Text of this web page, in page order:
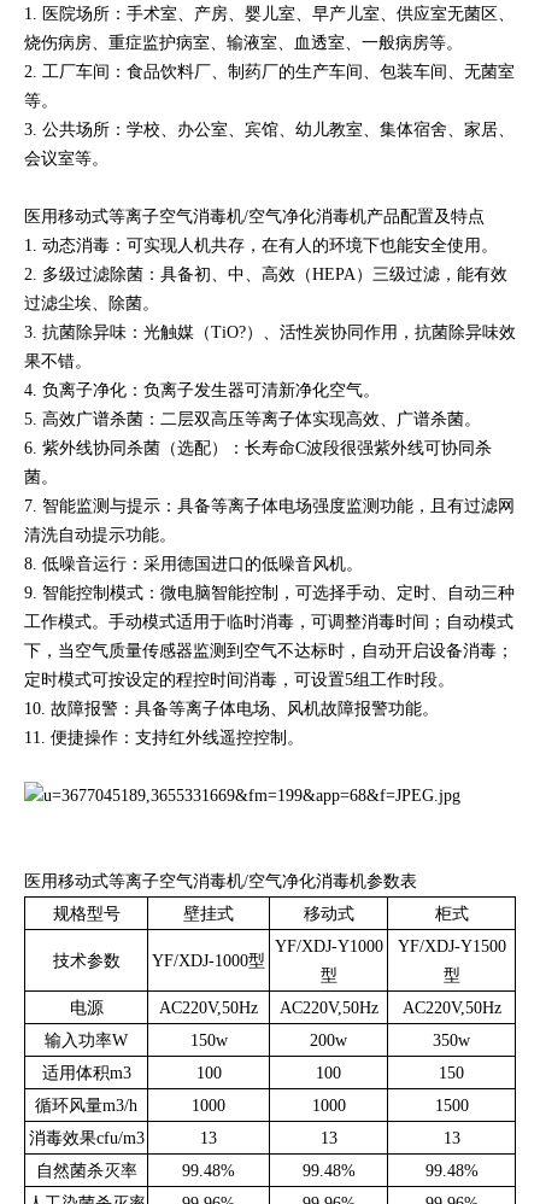
1. 医院场所：手术室、产房、婴儿室、早产儿室、供应室无菌区、
烧伤病房、重症监护病室、输液室、血透室、一般病房等。
2. 工厂车间：食品饮料厂、制药厂的生产车间、包装车间、无菌室
等。
3. 公共场所：学校、办公室、宾馆、幼儿教室、集体宿舍、家居、
会议室等。
医用移动式等离子空气消毒机/空气净化消毒机产品配置及特点
1. 动态消毒：可实现人机共存，在有人的环境下也能安全使用。
2. 多级过滤除菌：具备初、中、高效（HEPA）三级过滤，能有效
过滤尘埃、除菌。
3. 抗菌除异味：光触媒（TiO?）、活性炭协同作用，抗菌除异味效
果不错。
4. 负离子净化：负离子发生器可清新净化空气。
5. 高效广谱杀菌：二层双高压等离子体实现高效、广谱杀菌。
6. 紫外线协同杀菌（选配）：长寿命C波段很强紫外线可协同杀
菌。
7. 智能监测与提示：具备等离子体电场强度监测功能，且有过滤网
清洗自动提示功能。
8. 低噪音运行：采用德国进口的低噪音风机。
9. 智能控制模式：微电脑智能控制，可选择手动、定时、自动三种
工作模式。手动模式适用于临时消毒，可调整消毒时间；自动模式
下，当空气质量传感器监测到空气不达标时，自动开启设备消毒；
定时模式可按设定的程控时间消毒，可设置5组工作时段。
10. 故障报警：具备等离子体电场、风机故障报警功能。
11. 便捷操作：支持红外线遥控控制。
医用移动式等离子空气消毒机/空气净化消毒机参数表
规格型号
壁挂式 移动式 柜式
技术参数 YF/XDJ-1000型
YF/XDJ-Y1000
型
YF/XDJ-Y1500
型
电源
AC220V,50Hz AC220V,50Hz
AC220V,50Hz
输入功率W
150w 200w
350w
适用体积m3
100 100
150
循环风量m3/h
1000 1000
1500
消毒效果cfu/m3
13 13
13
自然菌杀灭率
99.48% 99.48%
99.48%